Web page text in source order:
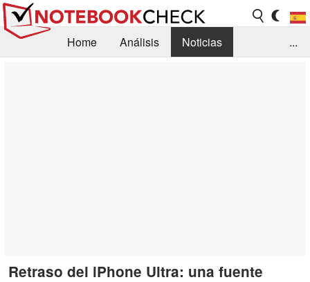
Home Análisis
Noticias
...
Retraso del iPhone Ultra: una fuente